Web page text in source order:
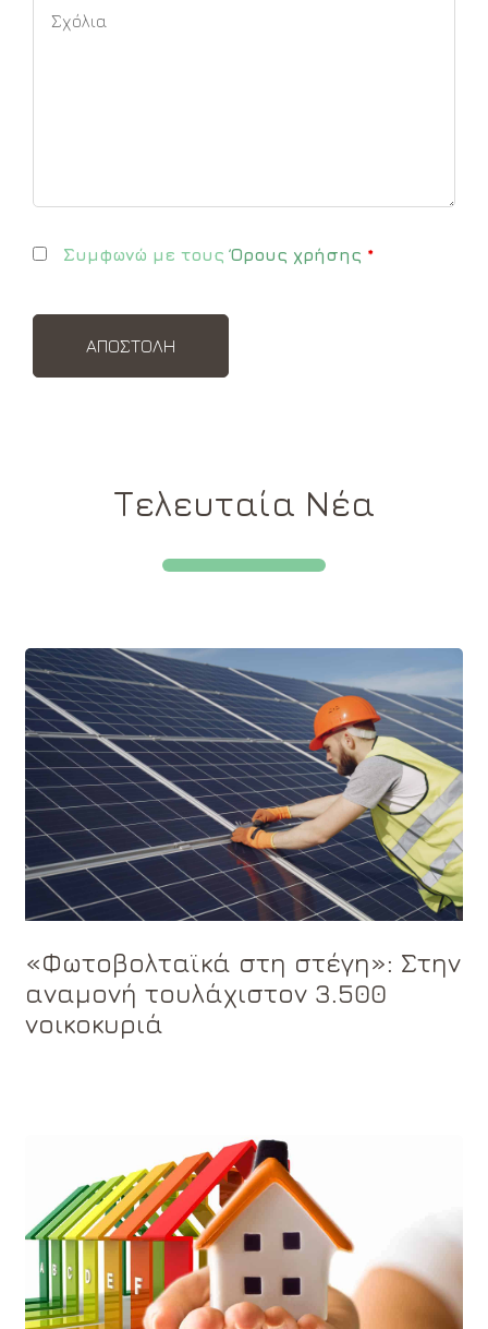
Συμφωνώ με τουςΌρους χρήσης *
Τελευταία Νέα
«Φωτοβολταϊκά στη στέγη»: Στην
αναμονή τουλάχιστον 3.500
νοικοκυριά